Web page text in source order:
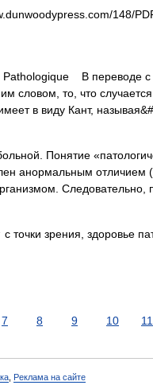
148/
В переводе с
словом, то, что
в виду Кант,
Понятие
анормальным отличием
Следовательно,
зрения, здоровье
7 8 9 10 11
Реклама на сайте